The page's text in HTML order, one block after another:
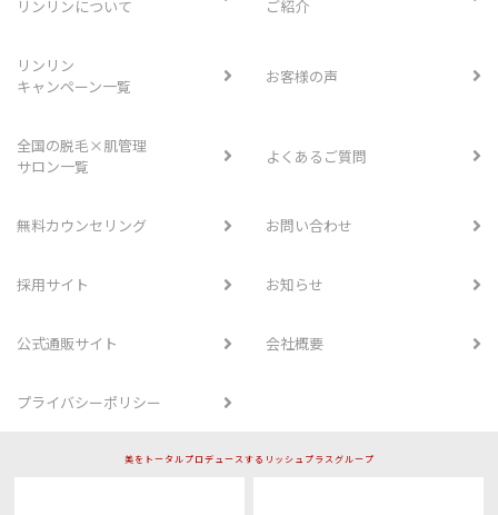
リンリンについて
ご紹介
リンリン
キャンペーン一覧
お客様の声
全国の脱毛×肌管理
サロン一覧
よくあるご質問
無料カウンセリング お問い合わせ
採用サイト お知らせ
公式通販サイト 会社概要
プライバシーポリシー
美をトータルプロデュースするリッシュプラスグループ